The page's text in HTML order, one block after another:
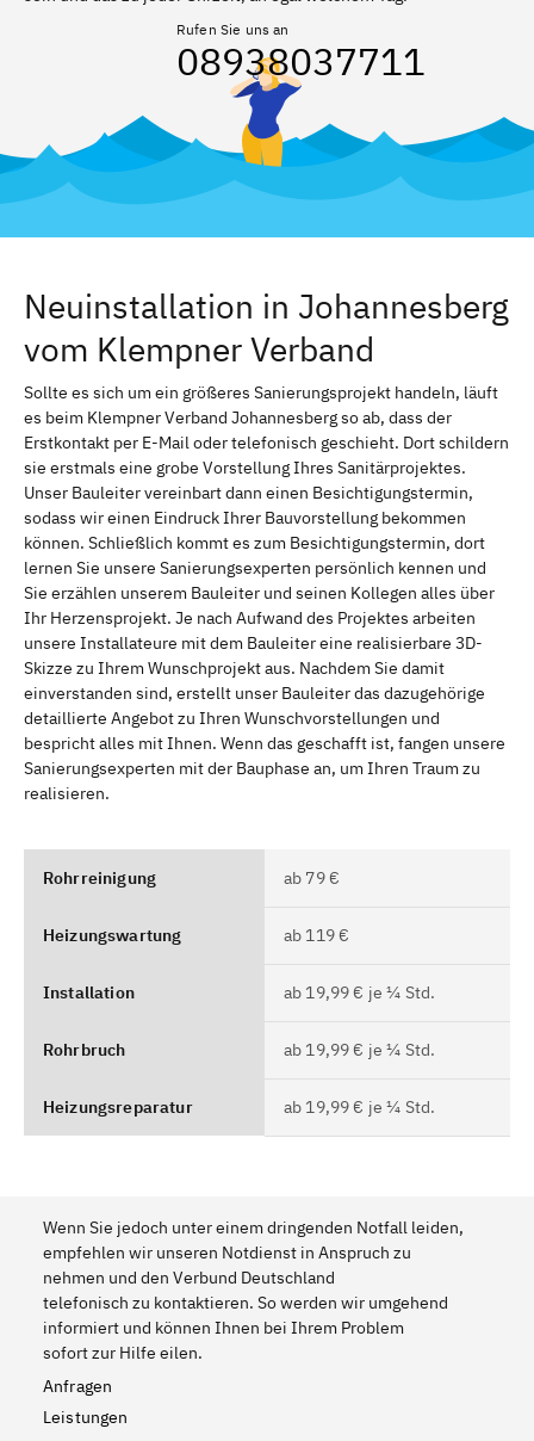
Rufen Sie uns an
08938037711
Neuinstallation in Johannesberg
vom Klempner Verband
Sollte es sich um ein größeres Sanierungsprojekt handeln, läuft
es beim Klempner Verband Johannesberg so ab, dass der
Erstkontakt per E-Mail oder telefonisch geschieht. Dort schildern
sie erstmals eine grobe Vorstellung Ihres Sanitärprojektes.
Unser Bauleiter vereinbart dann einen Besichtigungstermin,
sodass wir einen Eindruck Ihrer Bauvorstellung bekommen
können. Schließlich kommt es zum Besichtigungstermin, dort
lernen Sie unsere Sanierungsexperten persönlich kennen und
Sie erzählen unserem Bauleiter und seinen Kollegen alles über
Ihr Herzensprojekt. Je nach Aufwand des Projektes arbeiten
unsere Installateure mit dem Bauleiter eine realisierbare 3D-
Skizze zu Ihrem Wunschprojekt aus. Nachdem Sie damit
einverstanden sind, erstellt unser Bauleiter das dazugehörige
detaillierte Angebot zu Ihren Wunschvorstellungen und
bespricht alles mit Ihnen. Wenn das geschafft ist, fangen unsere
Sanierungsexperten mit der Bauphase an, um Ihren Traum zu
realisieren.
Rohrreinigung ab 79 €
Heizungswartung ab 119 €
Installation ab 19,99 € je ¼ Std.
Rohrbruch ab 19,99 € je ¼ Std.
Heizungsreparatur ab 19,99 € je ¼ Std.
Wenn Sie jedoch unter einem dringenden Notfall leiden,
empfehlen wir unseren Notdienst in Anspruch zu
nehmen und den Verbund Deutschland
telefonisch zu kontaktieren. So werden wir umgehend
informiert und können Ihnen bei Ihrem Problem
sofort zur Hilfe eilen.
Anfragen
Leistungen